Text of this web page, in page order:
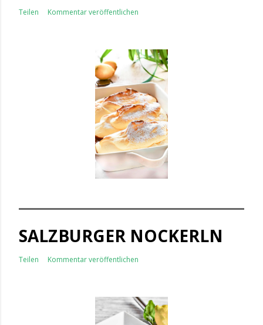
Teilen Kommentar veröffentlichen
SALZBURGER NOCKERLN
Teilen Kommentar veröffentlichen